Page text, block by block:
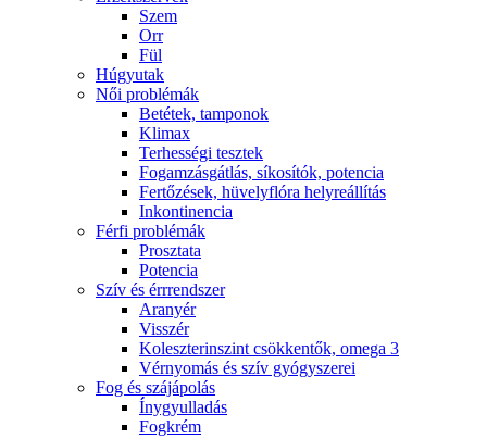
Szem
Orr
Fül
Húgyutak
Női problémák
Betétek, tamponok
Klimax
Terhességi tesztek
Fogamzásgátlás, síkosítók, potencia
Fertőzések, hüvelyflóra helyreállítás
Inkontinencia
Férfi problémák
Prosztata
Potencia
Szív és érrrendszer
Aranyér
Visszér
Koleszterinszint csökkentők, omega 3
Vérnyomás és szív gyógyszerei
Fog és szájápolás
Í́nygyulladás
Fogkrém